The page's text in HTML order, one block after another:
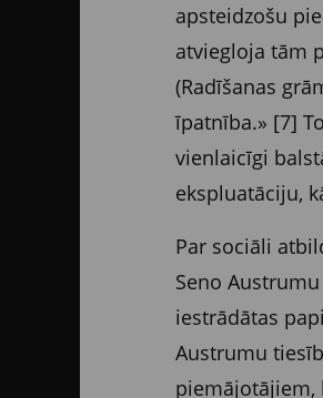
apsteidzošu
atviegloja tām
(Radīšanas
īpatnība.» [7]
vienlaicīgi
ekspluatāciju,
Par sociāli
Seno
iestrādātas
Austrumu
piemājotājiem,